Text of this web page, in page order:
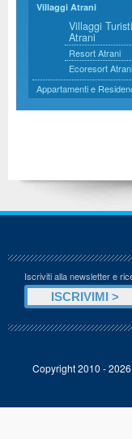
Villaggi Atrani
Villaggi
Atrani
Resort Atrani
Ecoresort Atrani
Appartamenti e
Iscriviti alla newsletter e
Copyright 2010 -